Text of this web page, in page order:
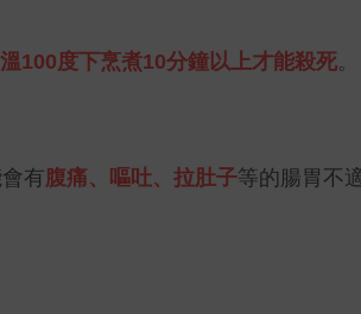
100度下烹煮10分鐘以上才能殺死。
有 腹痛、嘔吐、拉肚子等的腸胃不